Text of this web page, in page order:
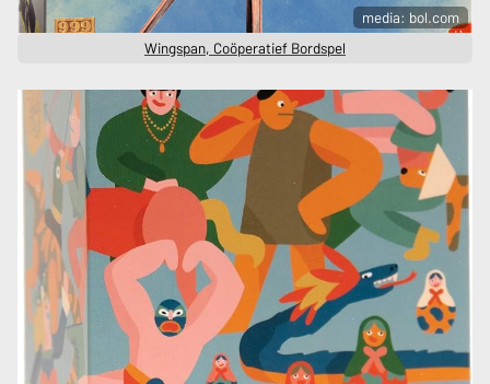
media: bol.com
Wingspan, Coöperatief Bordspel